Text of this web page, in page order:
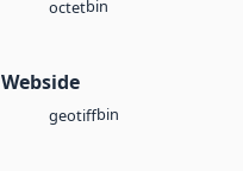
octetbin
Webside
geotiffbin